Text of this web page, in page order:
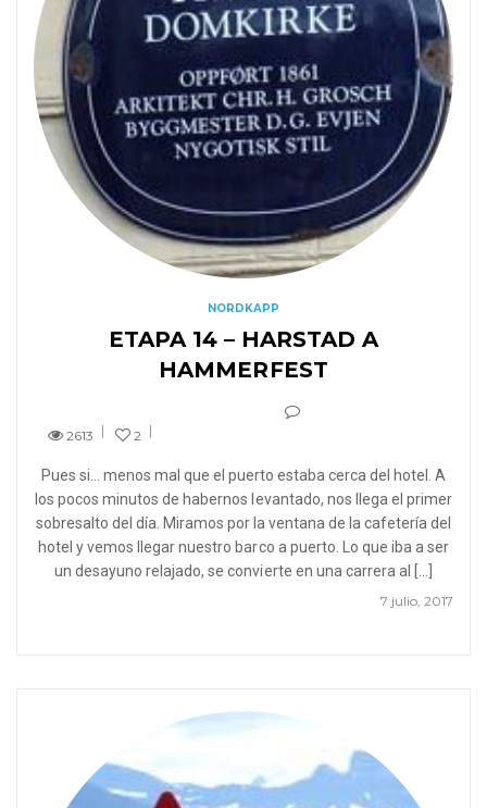
NORDKAPP
ETAPA 14 – HARSTAD A
HAMMERFEST
2613 2
7 julio, 2017
Pues si… menos mal que el puerto estaba cerca del hotel. A
los pocos minutos de habernos levantado, nos llega el primer
sobresalto del día. Miramos por la ventana de la cafetería del
hotel y vemos llegar nuestro barco a puerto. Lo que iba a ser
un desayuno relajado, se convierte en una carrera al […]